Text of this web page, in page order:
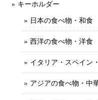
キーホルダー
日本の食べ物・和食
西洋の食べ物・洋食
イタリア・スペイン
アジアの食べ物・中